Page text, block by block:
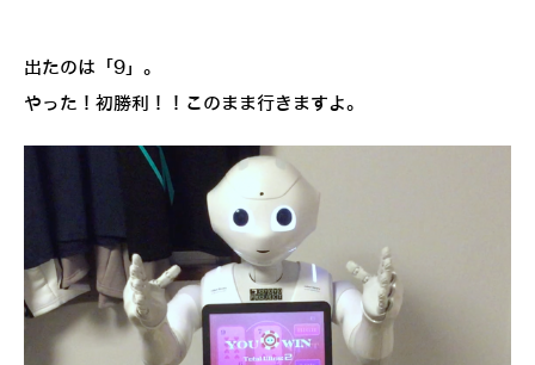
出たのは「9」。
やった！初勝利！！このまま行きますよ。